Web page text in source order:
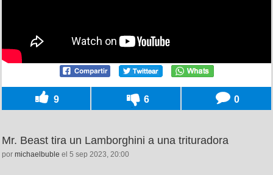
9 6 0
Mr. Beast tira un Lamborghini a una trituradora
por michaelbuble el 5 sep 2023, 20:00